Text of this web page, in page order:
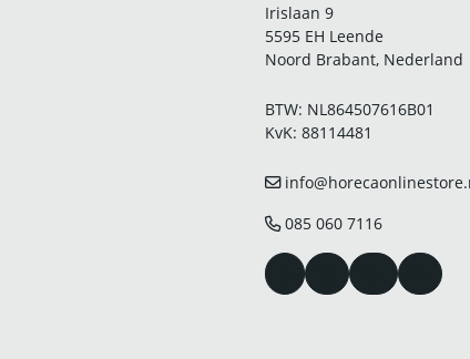
Irislaan 9
5595 EH Leende
Noord Brabant, Nederland
BTW: NL864507616B01
KvK: 88114481
085 060 7116